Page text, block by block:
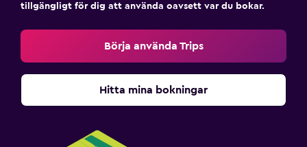
tillgängligt för dig att använda oavsett var du bokar.
Börja använda Trips
Hitta mina bokningar